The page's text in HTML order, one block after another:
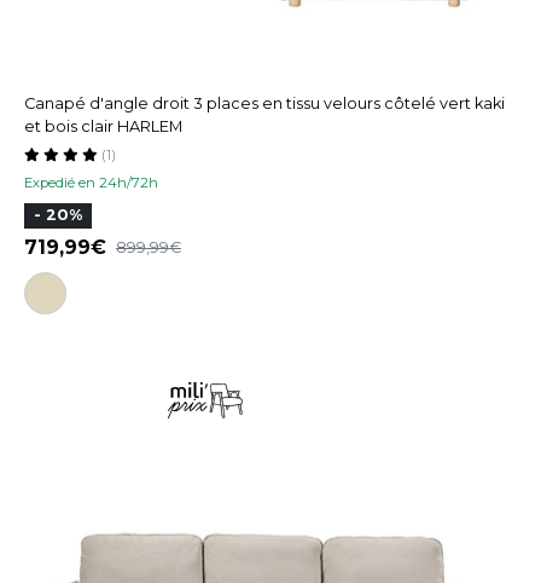
Canapé d'angle droit 3 places en tissu velours côtelé vert kaki
et bois clair HARLEM
Expedié en 24h/72h
(1)
- 20%
719,99 899,99